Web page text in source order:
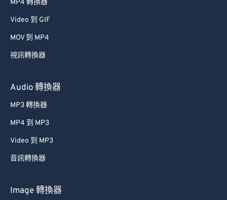
MP4 轉換器
Video 到 GIF
MOV 到 MP4
視訊轉換器
Audio 轉換器
MP3 轉換器
MP4 到 MP3
Video 到 MP3
音訊轉換器
Image 轉換器